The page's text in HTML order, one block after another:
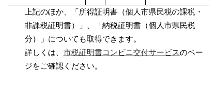
上記のほか、「所得証明書（個人市県民税の課税・
非課税証明書）」、「納税証明書（個人市県民税
分）」についても取得できます。
詳しくは、 市税証明書コンビニ交付サービスのペー
ジをご確認ください。